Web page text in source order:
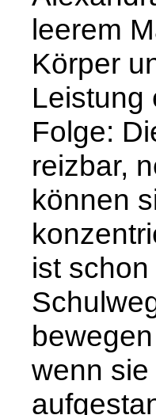
leerem
Körper
Leistung
Folge:
reizbar,
können
ist
wenn